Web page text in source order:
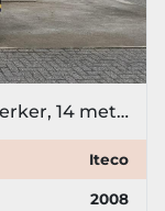
2008 Iteco IT12151, Schaar hoogwerker, 14 meter
Iteco
2008